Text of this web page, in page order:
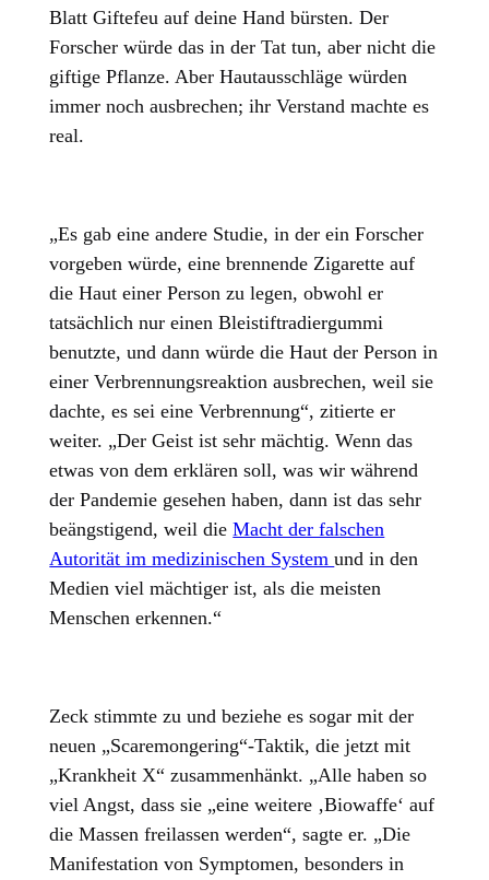
Blatt Giftefeu auf deine Hand bürsten. Der
Forscher würde das in der Tat tun, aber nicht die
giftige Pflanze. Aber Hautausschläge würden
immer noch ausbrechen; ihr Verstand machte es
real.
„Es gab eine andere Studie, in der ein Forscher
vorgeben würde, eine brennende Zigarette auf
die Haut einer Person zu legen, obwohl er
tatsächlich nur einen Bleistiftradiergummi
benutzte, und dann würde die Haut der Person in
einer Verbrennungsreaktion ausbrechen, weil sie
dachte, es sei eine Verbrennung“, zitierte er
weiter. „Der Geist ist sehr mächtig. Wenn das
etwas von dem erklären soll, was wir während
der Pandemie gesehen haben, dann ist das sehr
beängstigend, weil dieMacht der falschen
Autorität im medizinischen Systemund in den
Medien viel mächtiger ist, als die meisten
Menschen erkennen.“
Zeck stimmte zu und beziehe es sogar mit der
neuen „Scaremongering“-Taktik, die jetzt mit
„Krankheit X“ zusammenhänkt. „Alle haben so
viel Angst, dass sie „eine weitere ‚Biowaffe‘ auf
die Massen freilassen werden“, sagte er. „Die
Manifestation von Symptomen, besonders in